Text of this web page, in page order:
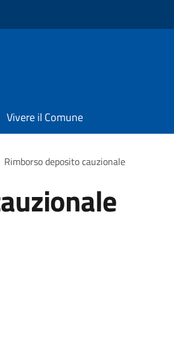
Vivere il Comune
Rimborso deposito cauzionale